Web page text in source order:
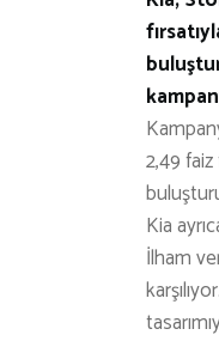
2,49
Kia
İlham